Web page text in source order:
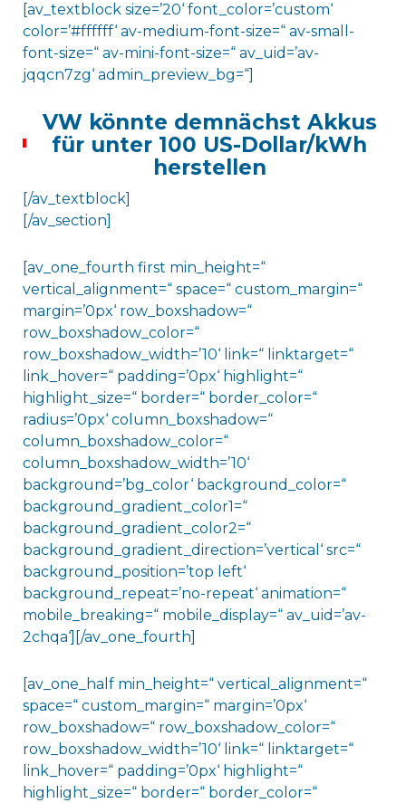
[av_textblock size=’20‘ font_color=’custom‘
color=’#ffffff‘ av-medium-font-size=“ av-small-
font-size=“ av-mini-font-size=“ av_uid=’av-
jqqcn7zg‘ admin_preview_bg=“]
VW könnte demnächst Akkus
für unter 100 US-Dollar/kWh
herstellen
[/av_textblock]
[/av_section]
[av_one_fourth first min_height=“
vertical_alignment=“ space=“ custom_margin=“
margin=’0px‘ row_boxshadow=“
row_boxshadow_color=“
row_boxshadow_width=’10‘ link=“ linktarget=“
link_hover=“ padding=’0px‘ highlight=“
highlight_size=“ border=“ border_color=“
radius=’0px‘ column_boxshadow=“
column_boxshadow_color=“
column_boxshadow_width=’10‘
background=’bg_color‘ background_color=“
background_gradient_color1=“
background_gradient_color2=“
background_gradient_direction=’vertical‘ src=“
background_position=’top left‘
background_repeat=’no-repeat‘ animation=“
mobile_breaking=“ mobile_display=“ av_uid=’av-
2chqa‘][/av_one_fourth]
[av_one_half min_height=“ vertical_alignment=“
space=“ custom_margin=“ margin=’0px‘
row_boxshadow=“ row_boxshadow_color=“
row_boxshadow_width=’10‘ link=“ linktarget=“
link_hover=“ padding=’0px‘ highlight=“
highlight_size=“ border=“ border_color=“